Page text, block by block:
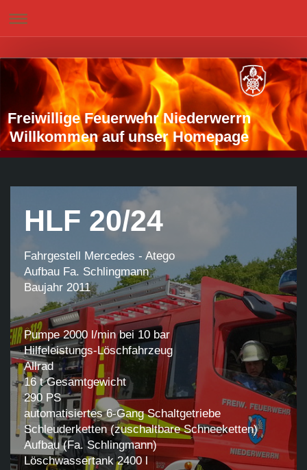
Freiwillige Feuerwehr Niederwerrn
Willkommen auf unser Homepage
HLF 20/24
Fahrgestell Mercedes - Atego
Aufbau Fa. Schlingmann
Baujahr 2011
Pumpe 2000 l/min bei 10 bar
Hilfeleistungs-Löschfahrzeug
Allrad
16 t Gesamtgewicht
290 PS
automatisiertes 6-Gang Schaltgetriebe
Schleuderketten (zuschaltbare Schneeketten)
Aufbau (Fa. Schlingmann)
Löschwassertank 2400 l